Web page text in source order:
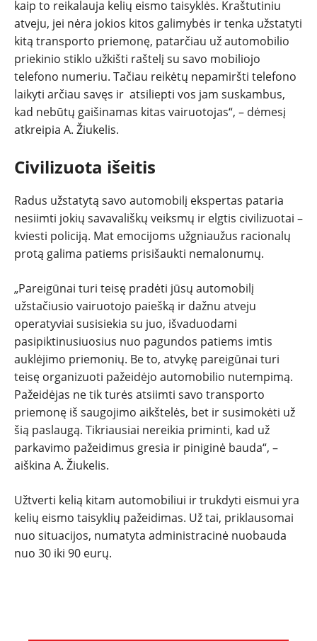
kaip to reikalauja kelių eismo taisyklės. Kraštutiniu
atveju, jei nėra jokios kitos galimybės ir tenka užstatyti
kitą transporto priemonę, patarčiau už automobilio
priekinio stiklo užkišti raštelį su savo mobiliojo
telefono numeriu. Tačiau reikėtų nepamiršti telefono
laikyti arčiau savęs ir atsiliepti vos jam suskambus,
kad nebūtų gaišinamas kitas vairuotojas“, – dėmesį
atkreipia A. Žiukelis.
Civilizuota išeitis
Radus užstatytą savo automobilį ekspertas pataria
nesiimti jokių savavališkų veiksmų ir elgtis civilizuotai –
kviesti policiją. Mat emocijoms užgniaužus racionalų
protą galima patiems prisišaukti nemalonumų.
„Pareigūnai turi teisę pradėti jūsų automobilį
užstačiusio vairuotojo paiešką ir dažnu atveju
operatyviai susisiekia su juo, išvaduodami
pasipiktinusiuosius nuo pagundos patiems imtis
auklėjimo priemonių. Be to, atvykę pareigūnai turi
teisę organizuoti pažeidėjo automobilio nutempimą.
Pažeidėjas ne tik turės atsiimti savo transporto
priemonę iš saugojimo aikštelės, bet ir susimokėti už
šią paslaugą. Tikriausiai nereikia priminti, kad už
parkavimo pažeidimus gresia ir piniginė bauda“, –
aiškina A. Žiukelis.
Užtverti kelią kitam automobiliui ir trukdyti eismui yra
kelių eismo taisyklių pažeidimas. Už tai, priklausomai
nuo situacijos, numatyta administracinė nuobauda
nuo 30 iki 90 eurų.